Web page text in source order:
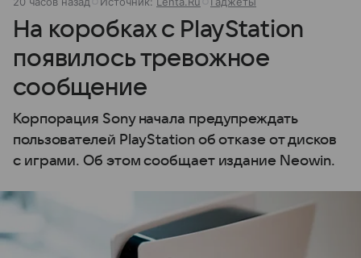
На коробках с PlayStation
появилось тревожное
сообщение
Корпорация Sony начала предупреждать
пользователей PlayStation об отказе от дисков
с играми. Об этом сообщает издание Neowin.